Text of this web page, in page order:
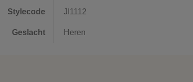
Stylecode JI1112
Geslacht Heren